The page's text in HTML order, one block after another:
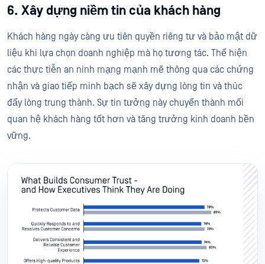
6. Xây dựng niềm tin của khách hàng
Khách hàng ngày càng ưu tiên quyền riêng tư và bảo mật dữ
liệu khi lựa chọn doanh nghiệp mà họ tương tác. Thể hiện
các thực tiễn an ninh mạng mạnh mẽ thông qua các chứng
nhận và giao tiếp minh bạch sẽ xây dựng lòng tin và thúc
đẩy lòng trung thành. Sự tin tưởng này chuyển thành mối
quan hệ khách hàng tốt hơn và tăng trưởng kinh doanh bền
vững.